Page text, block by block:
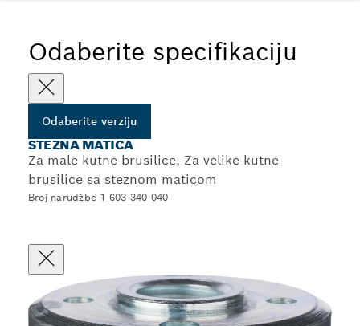
Odaberite specifikaciju
Odaberite verziju
STEZNA MATICA
Za male kutne brusilice, Za velike kutne
brusilice sa steznom maticom
Broj narudžbe 1 603 340 040